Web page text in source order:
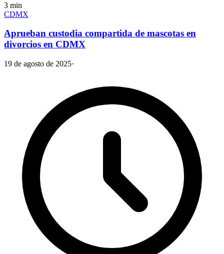
3 min
CDMX
Aprueban custodia compartida de mascotas en
divorcios en CDMX
19 de agosto de 2025·